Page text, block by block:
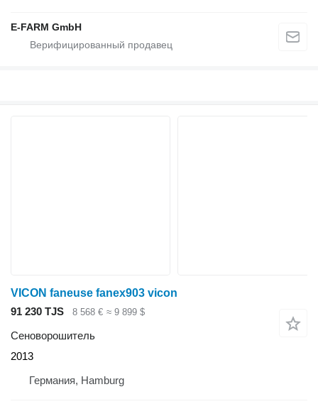
E-FARM GmbH
VICON faneuse fanex903 vicon
91 230 TJS
8 568 € ≈ 9 899 $
Сеноворошитель
2013
Германия, Hamburg